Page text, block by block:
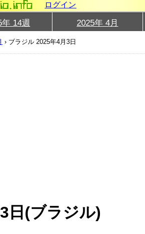
ログイン
年 14週 2025年 4月
› ブラジル 2025年4月3日
日(ブラジル)